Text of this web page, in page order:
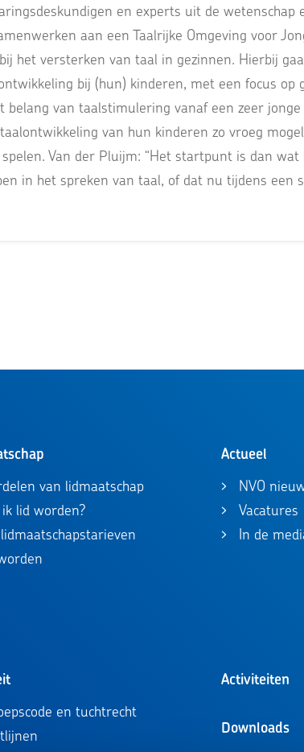
en experts uit de wetenschap
aan een Taalrijke Omgeving voor
het versterken van taal in gezinnen. Hierbij
bij (hun) kinderen, met een focus op
van taalstimulering vanaf een zeer
van hun kinderen zo vroeg
Van der Pluijm: “Het startpunt is dan
in het spreken van taal, of dat nu tijdens een
van lidmaatschap
lid worden?
Actueel
NVO
Vacatures
In de
en tuchtrecht
Activiteiten
Downloads